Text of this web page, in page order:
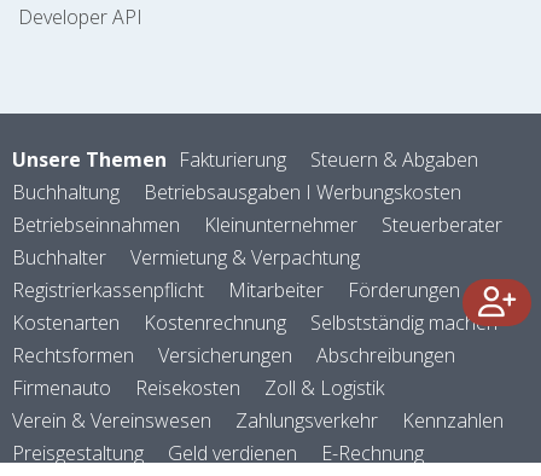
Developer API
Unsere Themen Fakturierung
Steuern & Abgaben
Buchhaltung
Betriebsausgaben I Werbungskosten
Betriebseinnahmen
Kleinunternehmer
Steuerberater
Buchhalter
Vermietung & Verpachtung
Registrierkassenpflicht
Mitarbeiter
Förderungen
Kostenarten
Kostenrechnung
Selbstständig machen
Rechtsformen
Versicherungen
Abschreibungen
Firmenauto
Reisekosten
Zoll & Logistik
Verein & Vereinswesen
Zahlungsverkehr
Kennzahlen
Preisgestaltung
Geld verdienen
E-Rechnung